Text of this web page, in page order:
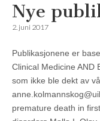
Nye
2. juni 2017
Publikasjonene er
Clinical Medicine
som ikke ble dekt av
premature death in